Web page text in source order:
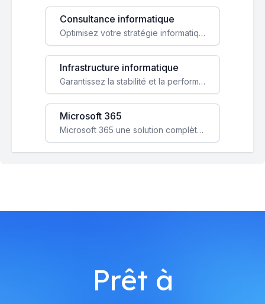
Consultance informatique
Optimisez votre stratégie informatique avec l'expertise de nos consultants pour améliorer votre efficacité et sécurité.
Infrastructure informatique
Garantissez la stabilité et la performance de votre entreprise avec une infrastructure IT sécurisée et évolutive.
Microsoft 365
Microsoft 365 une solution complète qui booste votre productivité, renforce la sécurité de vos données et facilite la collaboration.
Prêt à